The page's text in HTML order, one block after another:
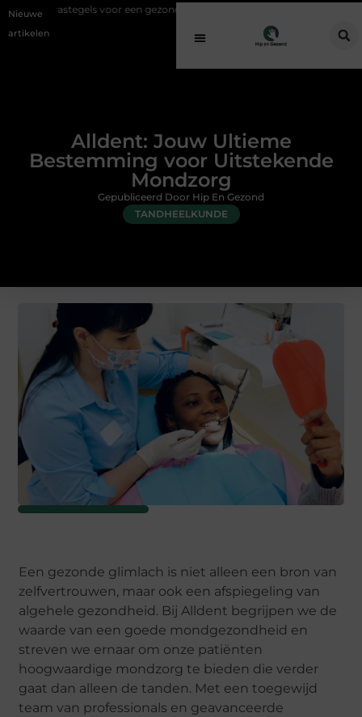
Nieuwe
artikelen
voor een gezonde buitenplek
Alldent: Jouw Ultieme
Bestemming voor Uitstekende
Mondzorg
TANDHEELKUNDE
Gepubliceerd Door Hip En Gezond
Een gezonde glimlach is niet alleen een bron van
zelfvertrouwen, maar ook een afspiegeling van
algehele gezondheid. Bij Alldent begrijpen we de
waarde van een goede mondgezondheid en
streven we ernaar om onze patiënten
hoogwaardige mondzorg te bieden die verder
gaat dan alleen de tanden. Met een toegewijd
team van professionals en geavanceerde